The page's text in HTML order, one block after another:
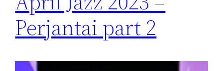
Perjantai part 2